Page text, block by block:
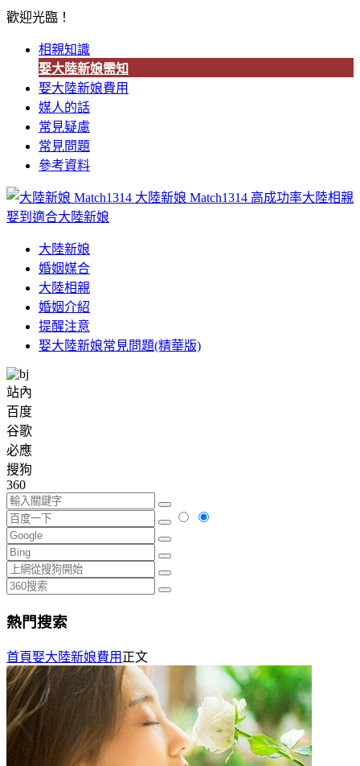
歡迎光臨！
相親知識
娶大陸新娘需知
娶大陸新娘費用
媒人的話
常見疑慮
常見問題
參考資料
大陸新娘 Match1314 高成功率大陸相親
娶到適合大陸新娘
大陸新娘
婚姻媒合
大陸相親
婚姻介紹
提醒注意
娶大陸新娘常見問題(精華版)
站內
百度
谷歌
必應
搜狗
360
熱門搜索
首頁娶大陸新娘費用 正文